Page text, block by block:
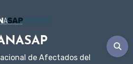
de Afectados del